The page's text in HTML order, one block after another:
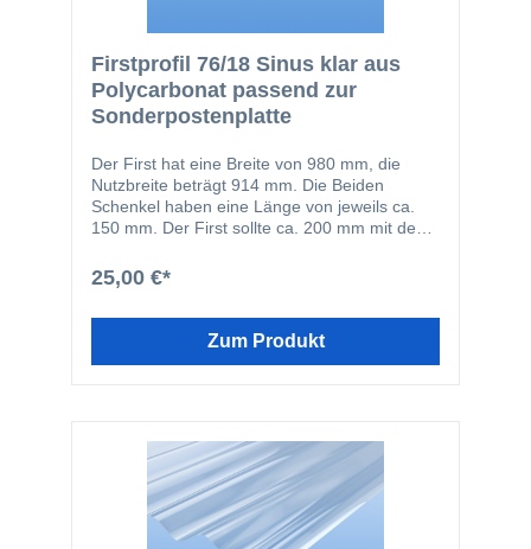
Firstprofil 76/18 Sinus klar aus
Polycarbonat passend zur
Sonderpostenplatte
Der First hat eine Breite von 980 mm, die
Nutzbreite beträgt 914 mm. Die Beiden
Schenkel haben eine Länge von jeweils ca.
150 mm. Der First sollte ca. 200 mm mit den
ohne Struktur.HINWEIS: Der Fist ist nicht
kompatibel mit unseren anderen Lichtplatten,
Lichtplatten!Die Abbildung zeigt die
25,00 €*
Zum Produkt